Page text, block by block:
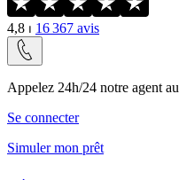
4,8 ⏐ 16 367 avis
Appelez 24h/24 notre agent au
Se connecter
Simuler mon prêt